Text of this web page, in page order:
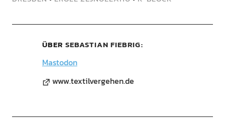
ÜBER SEBASTIAN FIEBRIG
Mastodon
www.textilvergehen.de